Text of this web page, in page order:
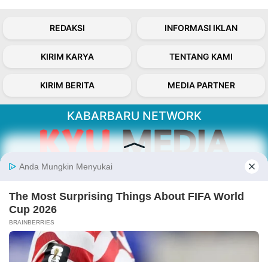
REDAKSI INFORMASI IKLAN
KIRIM KARYA TENTANG KAMI
KIRIM BERITA MEDIA PARTNER
KABARBARU NETWORK
Follow Kabarbaru